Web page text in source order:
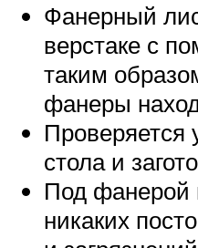
Фанерный
верстаке с
таким
фанеры
Проверяется
стола и
Под фанерой
никаких